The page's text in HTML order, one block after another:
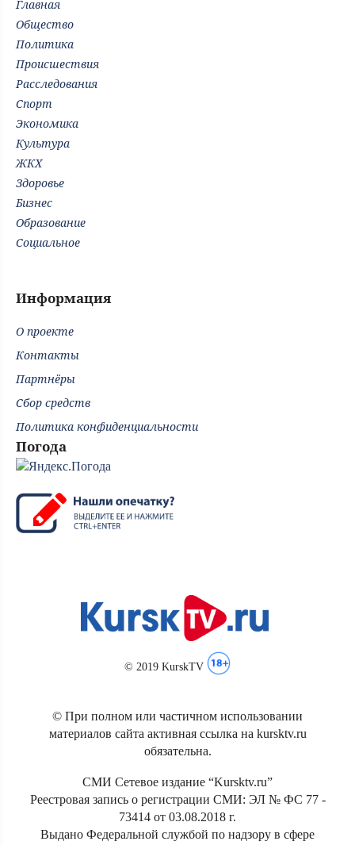
Главная
Общество
Политика
Происшествия
Расследования
Спорт
Экономика
Культура
ЖКХ
Здоровье
Бизнес
Образование
Социальное
Информация
О проекте
Контакты
Партнёры
Сбор средств
Политика конфиденциальности
Погода
© 2019 KurskTV
© При полном или частичном использовании
материалов сайта активная ссылка на kursktv.ru
обязательна.
СМИ Сетевое издание “Kursktv.ru”
Реестровая запись о регистрации СМИ: ЭЛ № ФС 77 -
73414 от 03.08.2018 г.
Выдано Федеральной службой по надзору в сфере